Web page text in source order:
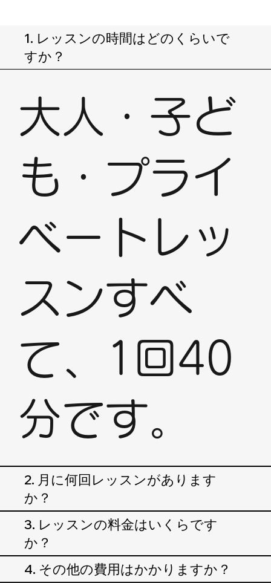
1. レッスンの時間はどのくらいで
すか？
大人・子ど
も・プライ
ベートレッ
スンすべ
て、1回40
分です。
2. 月に何回レッスンがあります
か？
3. レッスンの料金はいくらです
か？
4. その他の費用はかかりますか？